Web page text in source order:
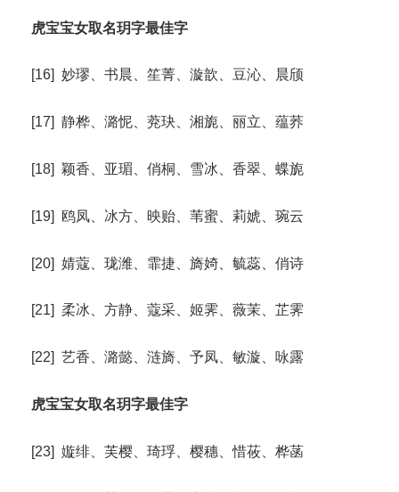
虎宝宝女取名玥字最佳字
[16] 妙璆、书晨、笙菁、漩歆、豆沁、晨颀
[17] 静桦、潞怩、萒玦、湘旎、丽立、蕴荞
[18] 颖香、亚瑂、俏桐、雪冰、香翠、蝶旎
[19] 鸥凤、冰方、映贻、苇蜜、莉婋、琬云
[20] 婧蔻、珑潍、霏捷、旖婍、毓蕊、俏诗
[21] 柔冰、方静、蔻采、姬霁、薇茉、芷霁
[22] 艺香、潞懿、涟旖、予凤、敏漩、咏露
虎宝宝女取名玥字最佳字
[23] 嫙绯、芙樱、琦琈、樱穗、惜莜、桦菡